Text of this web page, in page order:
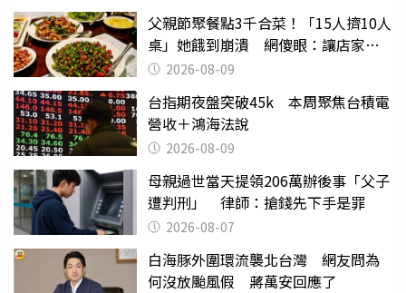
父親節聚餐點3千合菜！「15人擠10人
桌」她餓到崩潰 網傻眼：讓店家看
笑話2026-08-09
台指期夜盤突破45k 本周聚焦台積電
營收＋鴻海法說
2026-08-09
母親過世當天提領206萬辦後事「父子
遭判刑」 律師：搶錢先下手是罪
2026-08-07
白海豚外圍環流襲北台灣 網友問為
何沒放颱風假 蔣萬安回應了